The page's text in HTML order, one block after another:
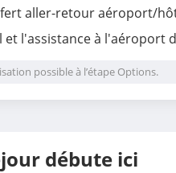
aller-retour aéroport/
et l'assistance à l'aéroport
possible à l’étape Options.
débute ici